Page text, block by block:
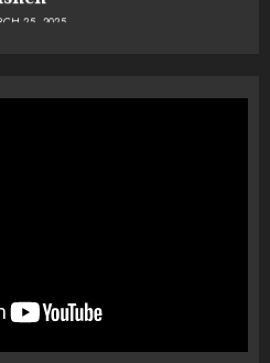
Joana Nano për
me fondet publike dhe
të pajustifikuar